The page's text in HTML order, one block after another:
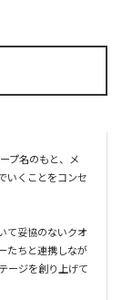
プ名のもと、メ
いくことをコンセ
て妥協のないクオ
たちと連携しなが
ージを創り上げて